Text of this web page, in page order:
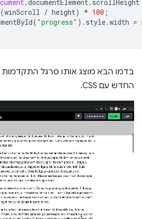
.documentElement. scrollHeight
(winScroll / height) * 100 ;
( "progress" ). style.width =
החדש עם CSS.